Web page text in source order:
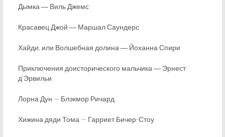
Дымка ― Виль Джемс
Красавец Джой ― Маршал Саундерс
Хайди, или Волшебная долина ― Йоханна Спири
Приключения доисторического мальчика ― Эрнест
д’Эрвильи
Лорна Дун — Блэкмор Ричард
Хижина дяди Тома — Гарриет Бичер-Стоу